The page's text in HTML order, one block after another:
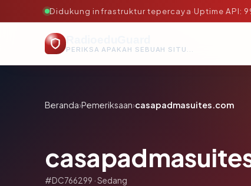
Didukung infrastruktur tepercaya·Uptime API:
PERIKSA APAKAH SEBUAH SITUS AMAN, TEPERCAYA, DAN TERVERIFIKASI DALAM HITUNGAN DETIK.
Beranda›Pemeriksaan›casapadmasuites.com
#DC766299 · Sedang